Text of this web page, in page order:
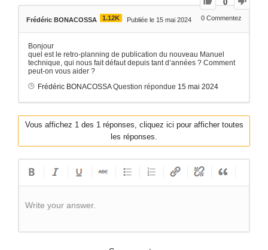
0
Frédéric BONACOSSA 1.12K Publiée le 15 mai 2024 0 Commentez
Bonjour
quel est le retro-planning de publication du nouveau Manuel
technique, qui nous fait défaut depuis tant d’années ? Comment
peut-on vous aider ?
Frédéric BONACOSSAQuestion répondue 15 mai 2024
Vous affichez 1 des 1 réponses, cliquez ici pour afficher toutes
les réponses.
Write your answer.